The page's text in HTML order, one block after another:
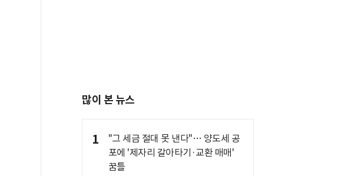
많이 본 뉴스
1
"그 세금 절대 못 낸다"… 양도세 공
포에 '제자리 갈아타기·교환 매매'
꿈틀